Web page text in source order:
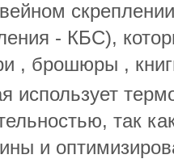
- КБС),
, брошюры ,
использует
так
и